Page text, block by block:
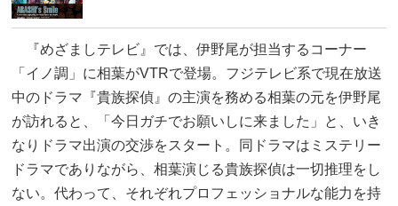
『めざましテレビ』では、伊野尾が担当するコーナー
「イノ調」に相葉がVTRで登場。フジテレビ系で現在放送
中のドラマ『貴族探偵』の主演を務める相葉の元を伊野尾
が訪れると、「今日ガチでお願いしに来ました」と、いき
なりドラマ出演の交渉をスタート。同ドラマはミステリー
ドラマでありながら、相葉演じる貴族探偵は一切推理をし
ない。代わって、それぞれプロフェッショナルな能力を持